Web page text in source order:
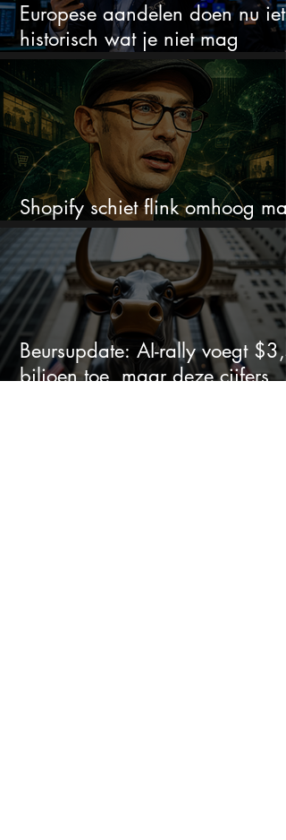
Europese aandelen doen nu iets
historisch wat je niet mag
negeren
Shopify schiet flink omhoog
dit is wat beleggers missen
Beursupdate: AI-rally voegt $3,5
biljoen toe, maar deze cijfers